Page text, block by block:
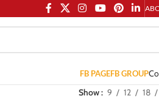
FB PAGEFB GROUP
Show 9 12 18